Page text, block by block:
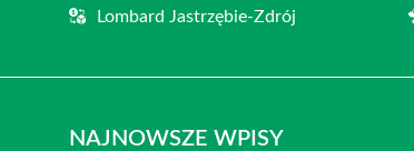
Lombard Jastrzębie-Zdrój
NAJNOWSZE WPISY